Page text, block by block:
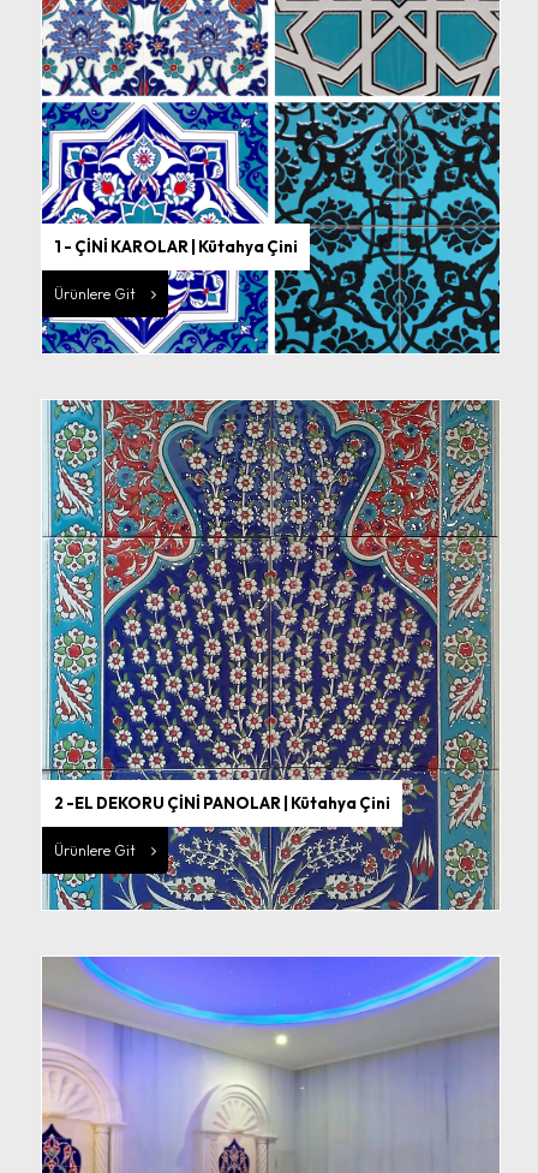
1 - ÇİNİ KAROLAR | Kütahya Çini
Ürünlere Git
2 -EL DEKORU ÇİNİ PANOLAR | Kütahya Çini
Ürünlere Git